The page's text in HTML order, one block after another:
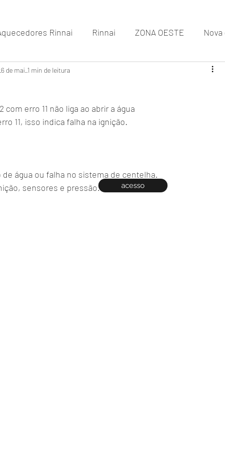
Rinnai Rinnai ZONA OESTE
de Rio de janeiro
aquecedor aquecedores
6 de mai. 1 min de leitura
com erro 11 não liga ao abrir a água
11, isso indica falha na ignição.
água ou falha no sistema de centelha.
sensores e pressão.
acesso